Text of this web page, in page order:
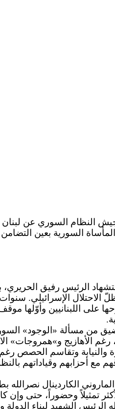
"الذكرى التاسعة لجلاء جيش النظام
السورية بعين التضامن
الرئيس رفيق
الاحتلال الإسرائيلي.
الإسرائيلي من لبنان في العام 2000 والأسئلة
من مسألة «الوجود»
الأهازيج و»همروجات»
وتقاسم الحصص
مع أحزابهم وقياداتهم
الكاردينال
تمثيلاً وحضوراً، حتى
الشهيد لبناء